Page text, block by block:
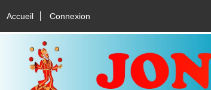
Accueil Connexion